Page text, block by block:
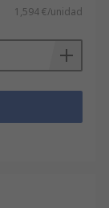
1,594 €/unidad